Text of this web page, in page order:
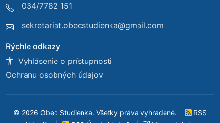
034/7782 151
sekretariat.obecstudienka@gmail.com
Rýchle odkazy
Vyhlásenie o prístupnosti
Ochranu osobných údajov
© 2026 Obec Studienka. Všetky práva vyhradené.
RSS